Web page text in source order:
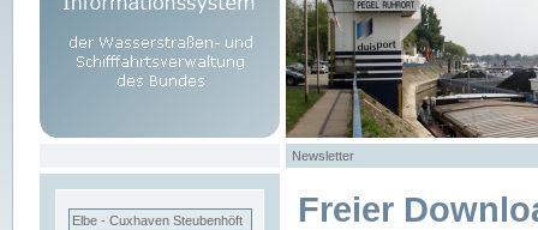
Newsletter
Elbe - Cuxhaven Steubenhöft Freier